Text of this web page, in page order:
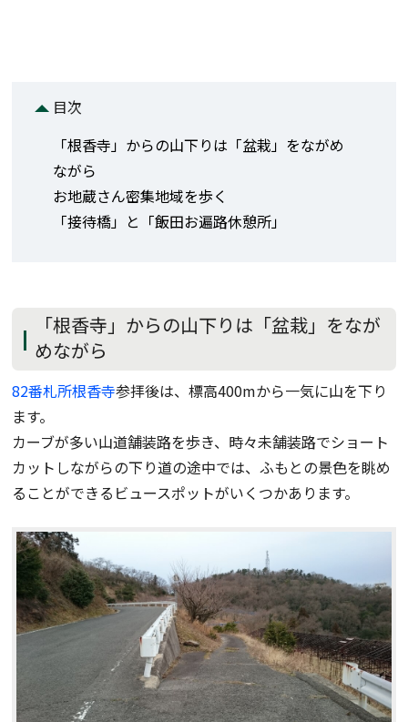
目次
「根香寺」からの山下りは「盆栽」をながめ
ながら
お地蔵さん密集地域を歩く
「接待橋」と「飯田お遍路休憩所」
「根香寺」からの山下りは「盆栽」をなが
めながら
82番札所根香寺参拝後は、標高400mから一気に山を下り
ます。
カーブが多い山道舗装路を歩き、時々未舗装路でショート
カットしながらの下り道の途中では、ふもとの景色を眺め
ることができるビュースポットがいくつかあります。